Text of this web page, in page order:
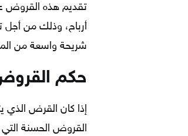
تقديم هذه القروض
أرباح، وذلك من أجل
شريحة واسعة من
حكم
إذا كان القرض الذي
القروض الحسنة